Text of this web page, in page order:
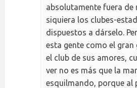
absolutamente fuera de
siquiera los clubes-
dispuestos a dárselo.
esta gente como el gran
el club de sus amores,
ver no es más que la
esquilmando, porque al